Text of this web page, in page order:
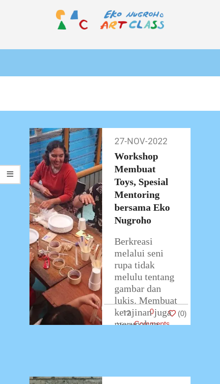
ART
Primary
Menu
27-
Nov-
2022
27-NOV-2022
Workshop
Membuat
Toys, Spesial
Mentoring
bersama Eko
Nugroho
Berkreasi
melalui seni
rupa tidak
melulu tentang
gambar dan
lukis. Membuat
kerajinan juga
merupakan
12
0
Comments
(0)